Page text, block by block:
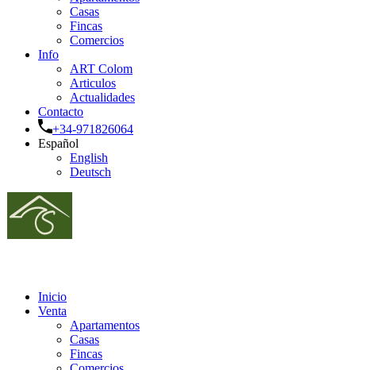
Casas
Fincas
Comercios
Info
ART Colom
Articulos
Actualidades
Contacto
+34-971826064
Español
English
Deutsch
Inicio
Venta
Apartamentos
Casas
Fincas